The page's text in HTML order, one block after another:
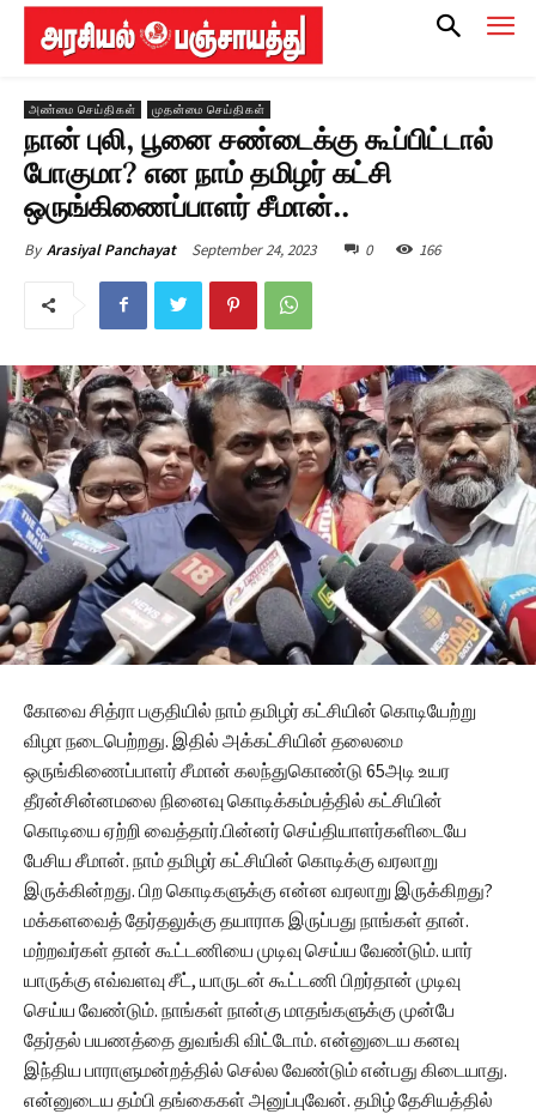
அண்மை செய்திகள் முதன்மை செய்திகள்
நான் புலி, பூனை சண்டைக்கு கூப்பிட்டால்
போகுமா? என நாம் தமிழர் கட்சி
ஒருங்கிணைப்பாளர் சீமான்..
By Arasiyal Panchayat September 24, 2023 0 166
கோவை சித்ரா பகுதியில் நாம் தமிழர் கட்சியின் கொடியேற்று
விழா நடைபெற்றது. இதில் அக்கட்சியின் தலைமை
ஒருங்கிணைப்பாளர் சீமான் கலந்துகொண்டு 65அடி உயர
தீரன்சின்னமலை நினைவு கொடிக்கம்பத்தில் கட்சியின்
கொடியை ஏற்றி வைத்தார்.பின்னர் செய்தியாளர்களிடையே
பேசிய சீமான். நாம் தமிழர் கட்சியின் கொடிக்கு வரலாறு
இருக்கின்றது. பிற கொடிகளுக்கு என்ன வரலாறு இருக்கிறது?
மக்களவைத் தேர்தலுக்கு தயாராக இருப்பது நாங்கள் தான்.
மற்றவர்கள் தான் கூட்டணியை முடிவு செய்ய வேண்டும். யார்
யாருக்கு எவ்வளவு சீட், யாருடன் கூட்டணி பிறர்தான் முடிவு
செய்ய வேண்டும். நாங்கள் நான்கு மாதங்களுக்கு முன்பே
தேர்தல் பயணத்தை துவங்கி விட்டோம். என்னுடைய கனவு
இந்திய பாராளுமன்றத்தில் செல்ல வேண்டும் என்பது கிடையாது.
என்னுடைய தம்பி தங்கைகள் அனுப்புவேன். தமிழ் தேசியத்தில்